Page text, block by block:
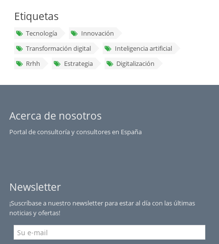
Etiquetas
Tecnología
Innovación
Transformación digital
Inteligencia artificial
Rrhh
Estrategia Digitalización
Acerca de nosotros
Portal de consultoría y consultores en España
Newsletter
¡Suscríbase a nuestro newsletter para estar al día con las últimas
noticias y ofertas!